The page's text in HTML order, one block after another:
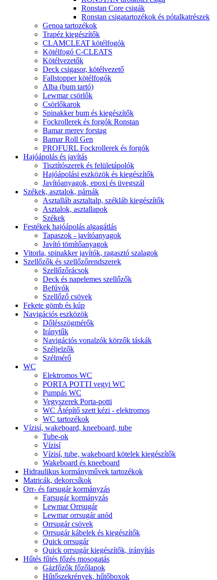
Ronstan Core csigák
Ronstan csigatartozékok és pótalkatrészek
Genoa tartozékok
Trapéz kiegészítők
CLAMCLEAT kötélfogók
Kötélfogó C-CLEATS
Kötélvezetők
Deck csigasor, kötélvezető
Fallstopper kötélfogók
Alba (bum tartó)
Lewmar csörlők
Csörlőkarok
Spinakker bum és kiegészítők
Fockrollerek és forgók Ronstan
Bamar merev forstag
Bamar Roll Gen
PROFURL Fockrollerek és forgók
Hajóápolás és javítás
Tisztítószerek és felületápolók
Hajóápolási eszközök és kiegészítők
Javítóanyagok, epoxi és üvegszál
Székek, asztalok, párnák
Asztalláb asztaltalp, székláb kiegészítők
Asztalok, asztallapok
Székek
Festékek hajóápolás algagátlás
Tapaszok - javítóanyagok
Javító tömítőanyagok
Vitorla, spinakker javítók, ragasztó szalagok
Szellőzők és szellőzőrendszerek
Szellőzőrácsok
Deck és napelemes szellőzők
Befúvók
Szellőző csövek
Fekete gömb és kúp
Navigációs eszközök
Dőlésszögmérők
Iránytűk
Navigációs vonalzók körzők táskák
Széljelzők
Szélmérő
WC
Elektromos WC
PORTA POTTI vegyi WC
Pumpás WC
Vegyszerek Porta-potti
WC Átépítő szett kézi - elektromos
WC tartozékok
Vízisí, wakeboard, kneeboard, tube
Tube-ok
Vízisí
Vízisí, tube, wakeboard kötelek kiegészítők
Wakeboard és kneeboard
Hidraulikus kormányművek tartozékok
Matricák, dekorcsíkok
Orr- és farsugár kormányzás
Farsugár kormányzás
Lewmar Orrsugár
Lewmar orrsugár anód
Orrsugár csövek
Orrsugár kábelek és kiegészítők
Quick orrsugár
Quick orrsugár kiegészítők, irányítás
Hűtés fűtés főzés mosogatás
Gázfőzők főzőlapok
Hűtőszekrények, hűtőboxok